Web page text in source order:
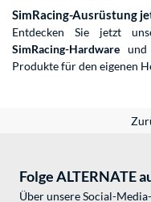
SimRacing-Ausrüstung
Entdecken Sie jetzt
SimRacing-Hardware und
Produkte für den eigenen
Folge ALTERNATE
Über unsere Social-